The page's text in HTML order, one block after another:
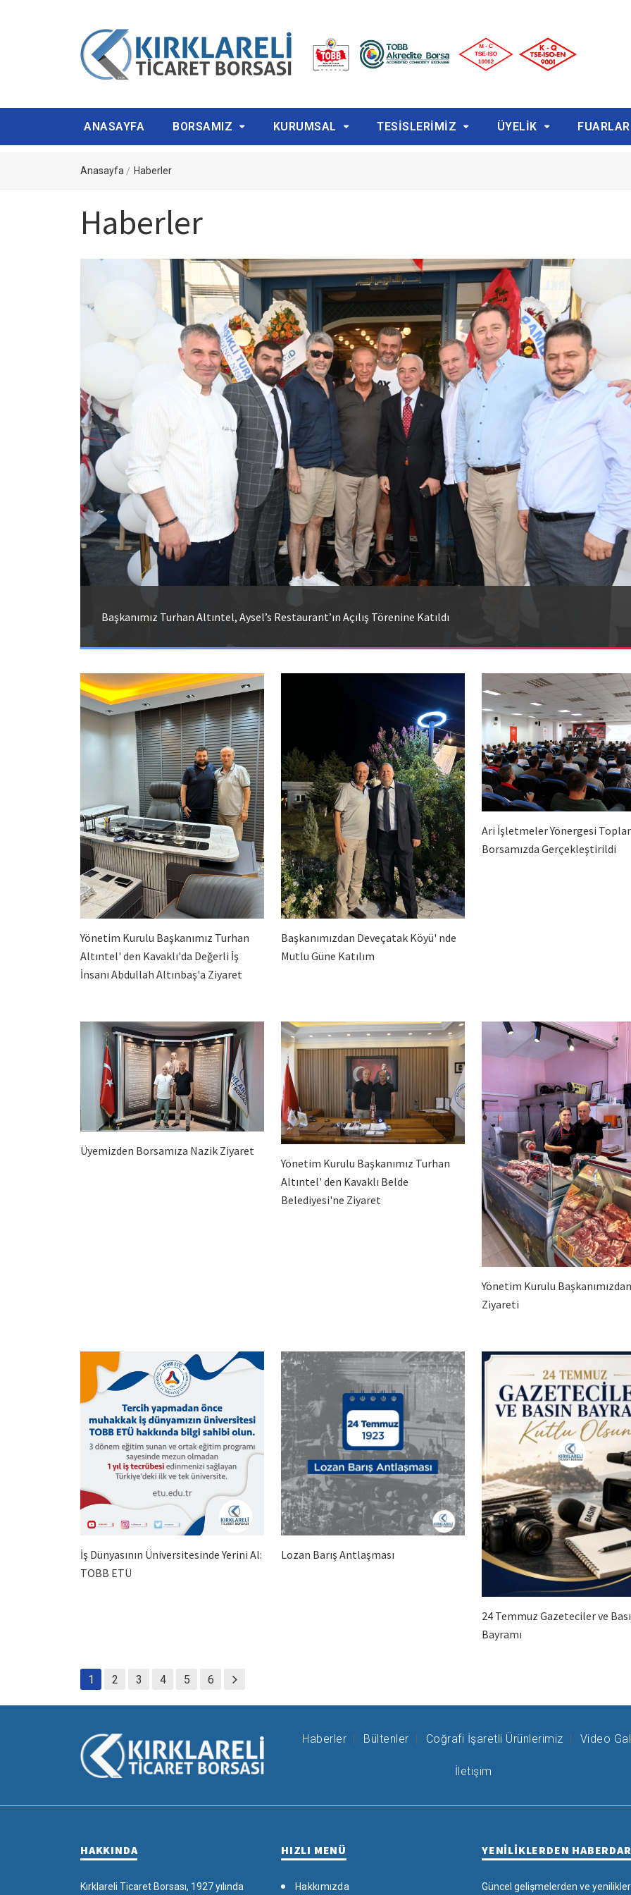
ANASAYFA BORSAMIZ KURUMSAL TESİSLERİMİZ ÜYELİK
Anasayfa Haberler
Haberler
Başkanımız Turhan Altıntel, Aysel’s Restaurant’ın Açılış Törenine Katıldı
Yönetim Kurulu Başkanımız Turhan
Altıntel' den Kavaklı'da Değerli İş
İnsanı Abdullah Altınbaş'a Ziyaret
Başkanımızdan Deveçatak Köyü' nde
Mutlu Güne Katılım
Ari İşletmeler Yönergesi
Borsamızda Gerçekleştirildi
Üyemizden Borsamıza Nazik Ziyaret
Yönetim Kurulu Başkanımız Turhan
Altıntel' den Kavaklı Belde
Belediyesi'ne Ziyaret
Yönetim Kurulu
Ziyareti
İş Dünyasının Üniversitesinde Yerini Al:
TOBB ETÜ
Lozan Barış Antlaşması
24 Temmuz Gazeteciler ve
Bayramı
1 2 3 4 5 6
Haberler Bültenler Coğrafi İşaretli Ürünlerimiz Video
İletişim
HAKKINDA
Kırklareli Ticaret Borsası, 1927 yılında
HIZLI MENÜ
Hakkımızda
YENİLİKLERDEN
Güncel gelişmelerden ve